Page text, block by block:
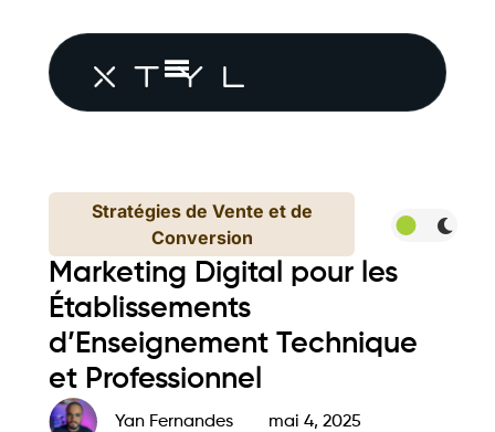
Stratégies de Vente et de
Conversion
Marketing Digital pour les
Établissements
d’Enseignement Technique
et Professionnel
Yan Fernandes mai 4, 2025